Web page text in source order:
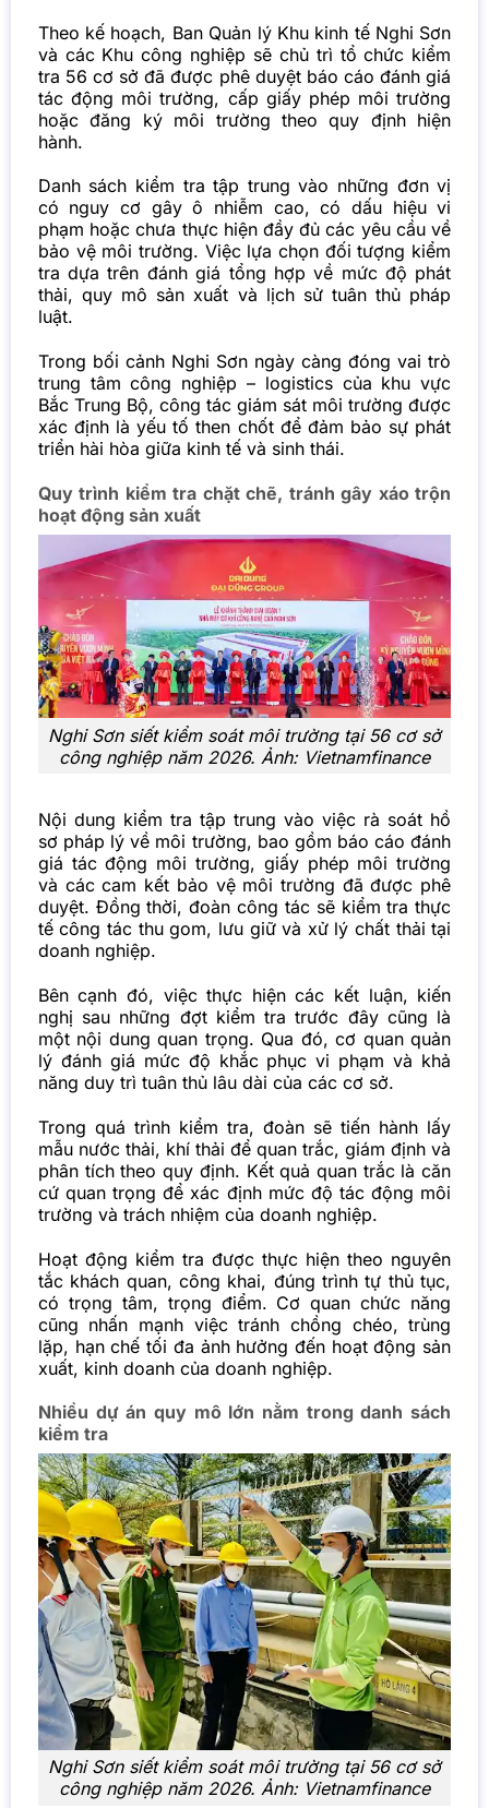
Theo kế hoạch, Ban Quản lý Khu kinh tế Nghi Sơn
và các Khu công nghiệp sẽ chủ trì tổ chức kiểm
tra 56 cơ sở đã được phê duyệt báo cáo đánh giá
tác động môi trường, cấp giấy phép môi trường
hoặc đăng ký môi trường theo quy định hiện
hành.
Danh sách kiểm tra tập trung vào những đơn vị
có nguy cơ gây ô nhiễm cao, có dấu hiệu vi
phạm hoặc chưa thực hiện đầy đủ các yêu cầu về
bảo vệ môi trường. Việc lựa chọn đối tượng kiểm
tra dựa trên đánh giá tổng hợp về mức độ phát
thải, quy mô sản xuất và lịch sử tuân thủ pháp
luật.
Trong bối cảnh Nghi Sơn ngày càng đóng vai trò
trung tâm công nghiệp – logistics của khu vực
Bắc Trung Bộ, công tác giám sát môi trường được
xác định là yếu tố then chốt để đảm bảo sự phát
triển hài hòa giữa kinh tế và sinh thái.
Quy trình kiểm tra chặt chẽ, tránh gây xáo trộn
hoạt động sản xuất
Nghi Sơn siết kiểm soát môi trường tại 56 cơ sở
công nghiệp năm 2026. Ảnh: Vietnamfinance
Nội dung kiểm tra tập trung vào việc rà soát hồ
sơ pháp lý về môi trường, bao gồm báo cáo đánh
giá tác động môi trường, giấy phép môi trường
và các cam kết bảo vệ môi trường đã được phê
duyệt. Đồng thời, đoàn công tác sẽ kiểm tra thực
tế công tác thu gom, lưu giữ và xử lý chất thải tại
doanh nghiệp.
Bên cạnh đó, việc thực hiện các kết luận, kiến
nghị sau những đợt kiểm tra trước đây cũng là
một nội dung quan trọng. Qua đó, cơ quan quản
lý đánh giá mức độ khắc phục vi phạm và khả
năng duy trì tuân thủ lâu dài của các cơ sở.
Trong quá trình kiểm tra, đoàn sẽ tiến hành lấy
mẫu nước thải, khí thải để quan trắc, giám định và
phân tích theo quy định. Kết quả quan trắc là căn
cứ quan trọng để xác định mức độ tác động môi
trường và trách nhiệm của doanh nghiệp.
Hoạt động kiểm tra được thực hiện theo nguyên
tắc khách quan, công khai, đúng trình tự thủ tục,
có trọng tâm, trọng điểm. Cơ quan chức năng
cũng nhấn mạnh việc tránh chồng chéo, trùng
lặp, hạn chế tối đa ảnh hưởng đến hoạt động sản
xuất, kinh doanh của doanh nghiệp.
Nhiều dự án quy mô lớn nằm trong danh sách
kiểm tra
Nghi Sơn siết kiểm soát môi trường tại 56 cơ sở
công nghiệp năm 2026. Ảnh: Vietnamfinance